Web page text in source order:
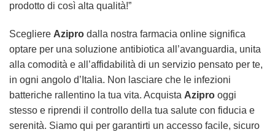
prodotto di così alta qualità!”
Scegliere Azipro dalla nostra farmacia online significa
optare per una soluzione antibiotica all’avanguardia, unita
alla comodità e all’affidabilità di un servizio pensato per te,
in ogni angolo d’Italia. Non lasciare che le infezioni
batteriche rallentino la tua vita. Acquista Azipro oggi
stesso e riprendi il controllo della tua salute con fiducia e
serenità. Siamo qui per garantirti un accesso facile, sicuro